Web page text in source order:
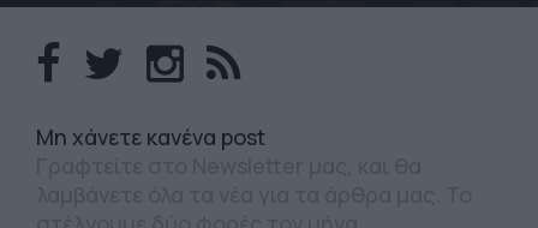
Mη χάνετε κανένα post